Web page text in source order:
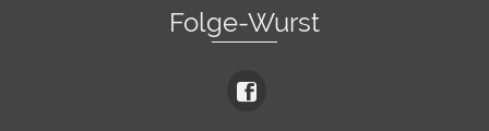
Folge-Wurst